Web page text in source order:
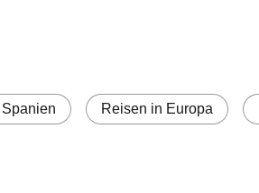
Spanien Reisen in Europa